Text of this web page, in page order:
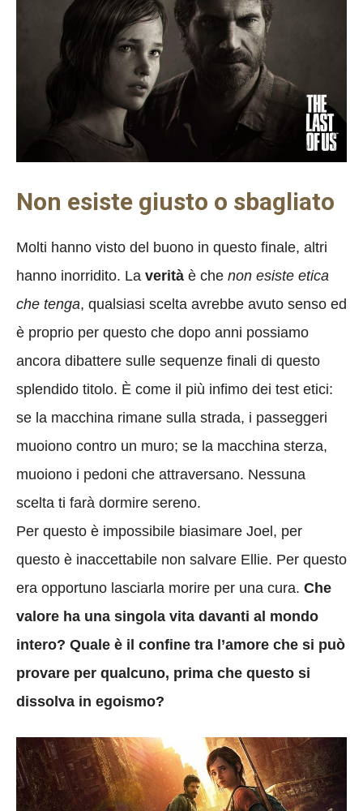
Non esiste giusto o sbagliato
Molti hanno visto del buono in questo finale, altri
hanno inorridito. La verità è che non esiste etica
che tenga, qualsiasi scelta avrebbe avuto senso ed
è proprio per questo che dopo anni possiamo
ancora dibattere sulle sequenze finali di questo
splendido titolo. È come il più infimo dei test etici:
se la macchina rimane sulla strada, i passeggeri
muoiono contro un muro; se la macchina sterza,
muoiono i pedoni che attraversano. Nessuna
scelta ti farà dormire sereno.
Per questo è impossibile biasimare Joel, per
questo è inaccettabile non salvare Ellie. Per questo
era opportuno lasciarla morire per una cura. Che
valore ha una singola vita davanti al mondo
intero? Quale è il confine tra l’amore che si può
provare per qualcuno, prima che questo si
dissolva in egoismo?